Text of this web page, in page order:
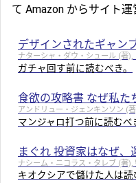
て Amazon からサイト運
デザインされたギャン
ナターシャ・ダウ・シュール (著),
ガチャ回す前に読むべき。
食欲の攻略書 なぜ私た
アンドリュー・ジェンキンソン (
マンジャロ打つ前に読むべ
まぐれ 投資家はなぜ
ナシーム・ニコラス・タレブ (著),
キオクシアで儲けた人は読